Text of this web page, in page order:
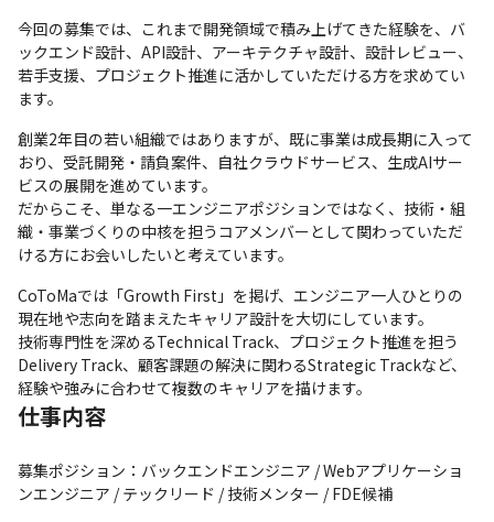
今回の募集では、これまで開発領域で積み上げてきた経験を、バ
ックエンド設計、API設計、アーキテクチャ設計、設計レビュー、
若手支援、プロジェクト推進に活かしていただける方を求めてい
ます。
創業2年目の若い組織ではありますが、既に事業は成長期に入って
おり、受託開発・請負案件、自社クラウドサービス、生成AIサー
ビスの展開を進めています。
だからこそ、単なる一エンジニアポジションではなく、技術・組
織・事業づくりの中核を担うコアメンバーとして関わっていただ
ける方にお会いしたいと考えています。
CoToMaでは「Growth First」を掲げ、エンジニア一人ひとりの
現在地や志向を踏まえたキャリア設計を大切にしています。
技術専門性を深めるTechnical Track、プロジェクト推進を担う
Delivery Track、顧客課題の解決に関わるStrategic Trackなど、
経験や強みに合わせて複数のキャリアを描けます。
仕事内容
募集ポジション：バックエンドエンジニア / Webアプリケーショ
ンエンジニア / テックリード / 技術メンター / FDE候補